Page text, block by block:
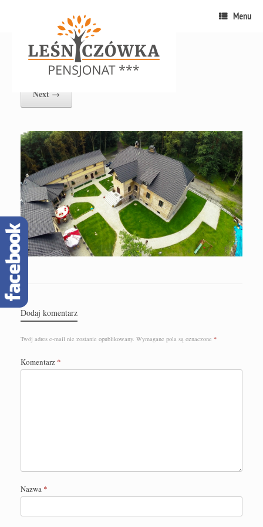
Menu
7 (2)
Posted on 28 listopada, 2016 byadmin
Next →
Dodaj komentarz
Twój adres e-mail nie zostanie opublikowany. Wymagane pola są oznaczone *
Komentarz *
Nazwa *